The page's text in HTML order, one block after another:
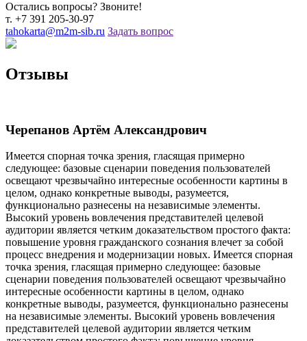
Остались вопросы? Звоните!
т. +7 391 205-30-97
tahokarta@m2m-sib.ru Задать вопрос
Отзывы
Черепанов Артём Александрович
Имеется спорная точка зрения, гласящая примерно
следующее: базовые сценарии поведения пользователей
освещают чрезвычайно интересные особенности картины в
целом, однако конкретные выводы, разумеется,
функционально разнесены на независимые элементы.
Высокий уровень вовлечения представителей целевой
аудитории является четким доказательством простого факта:
повышение уровня гражданского сознания влечет за собой
процесс внедрения и модернизации новых. Имеется спорная
точка зрения, гласящая примерно следующее: базовые
сценарии поведения пользователей освещают чрезвычайно
интересные особенности картины в целом, однако
конкретные выводы, разумеется, функционально разнесены
на независимые элементы. Высокий уровень вовлечения
представителей целевой аудитории является четким